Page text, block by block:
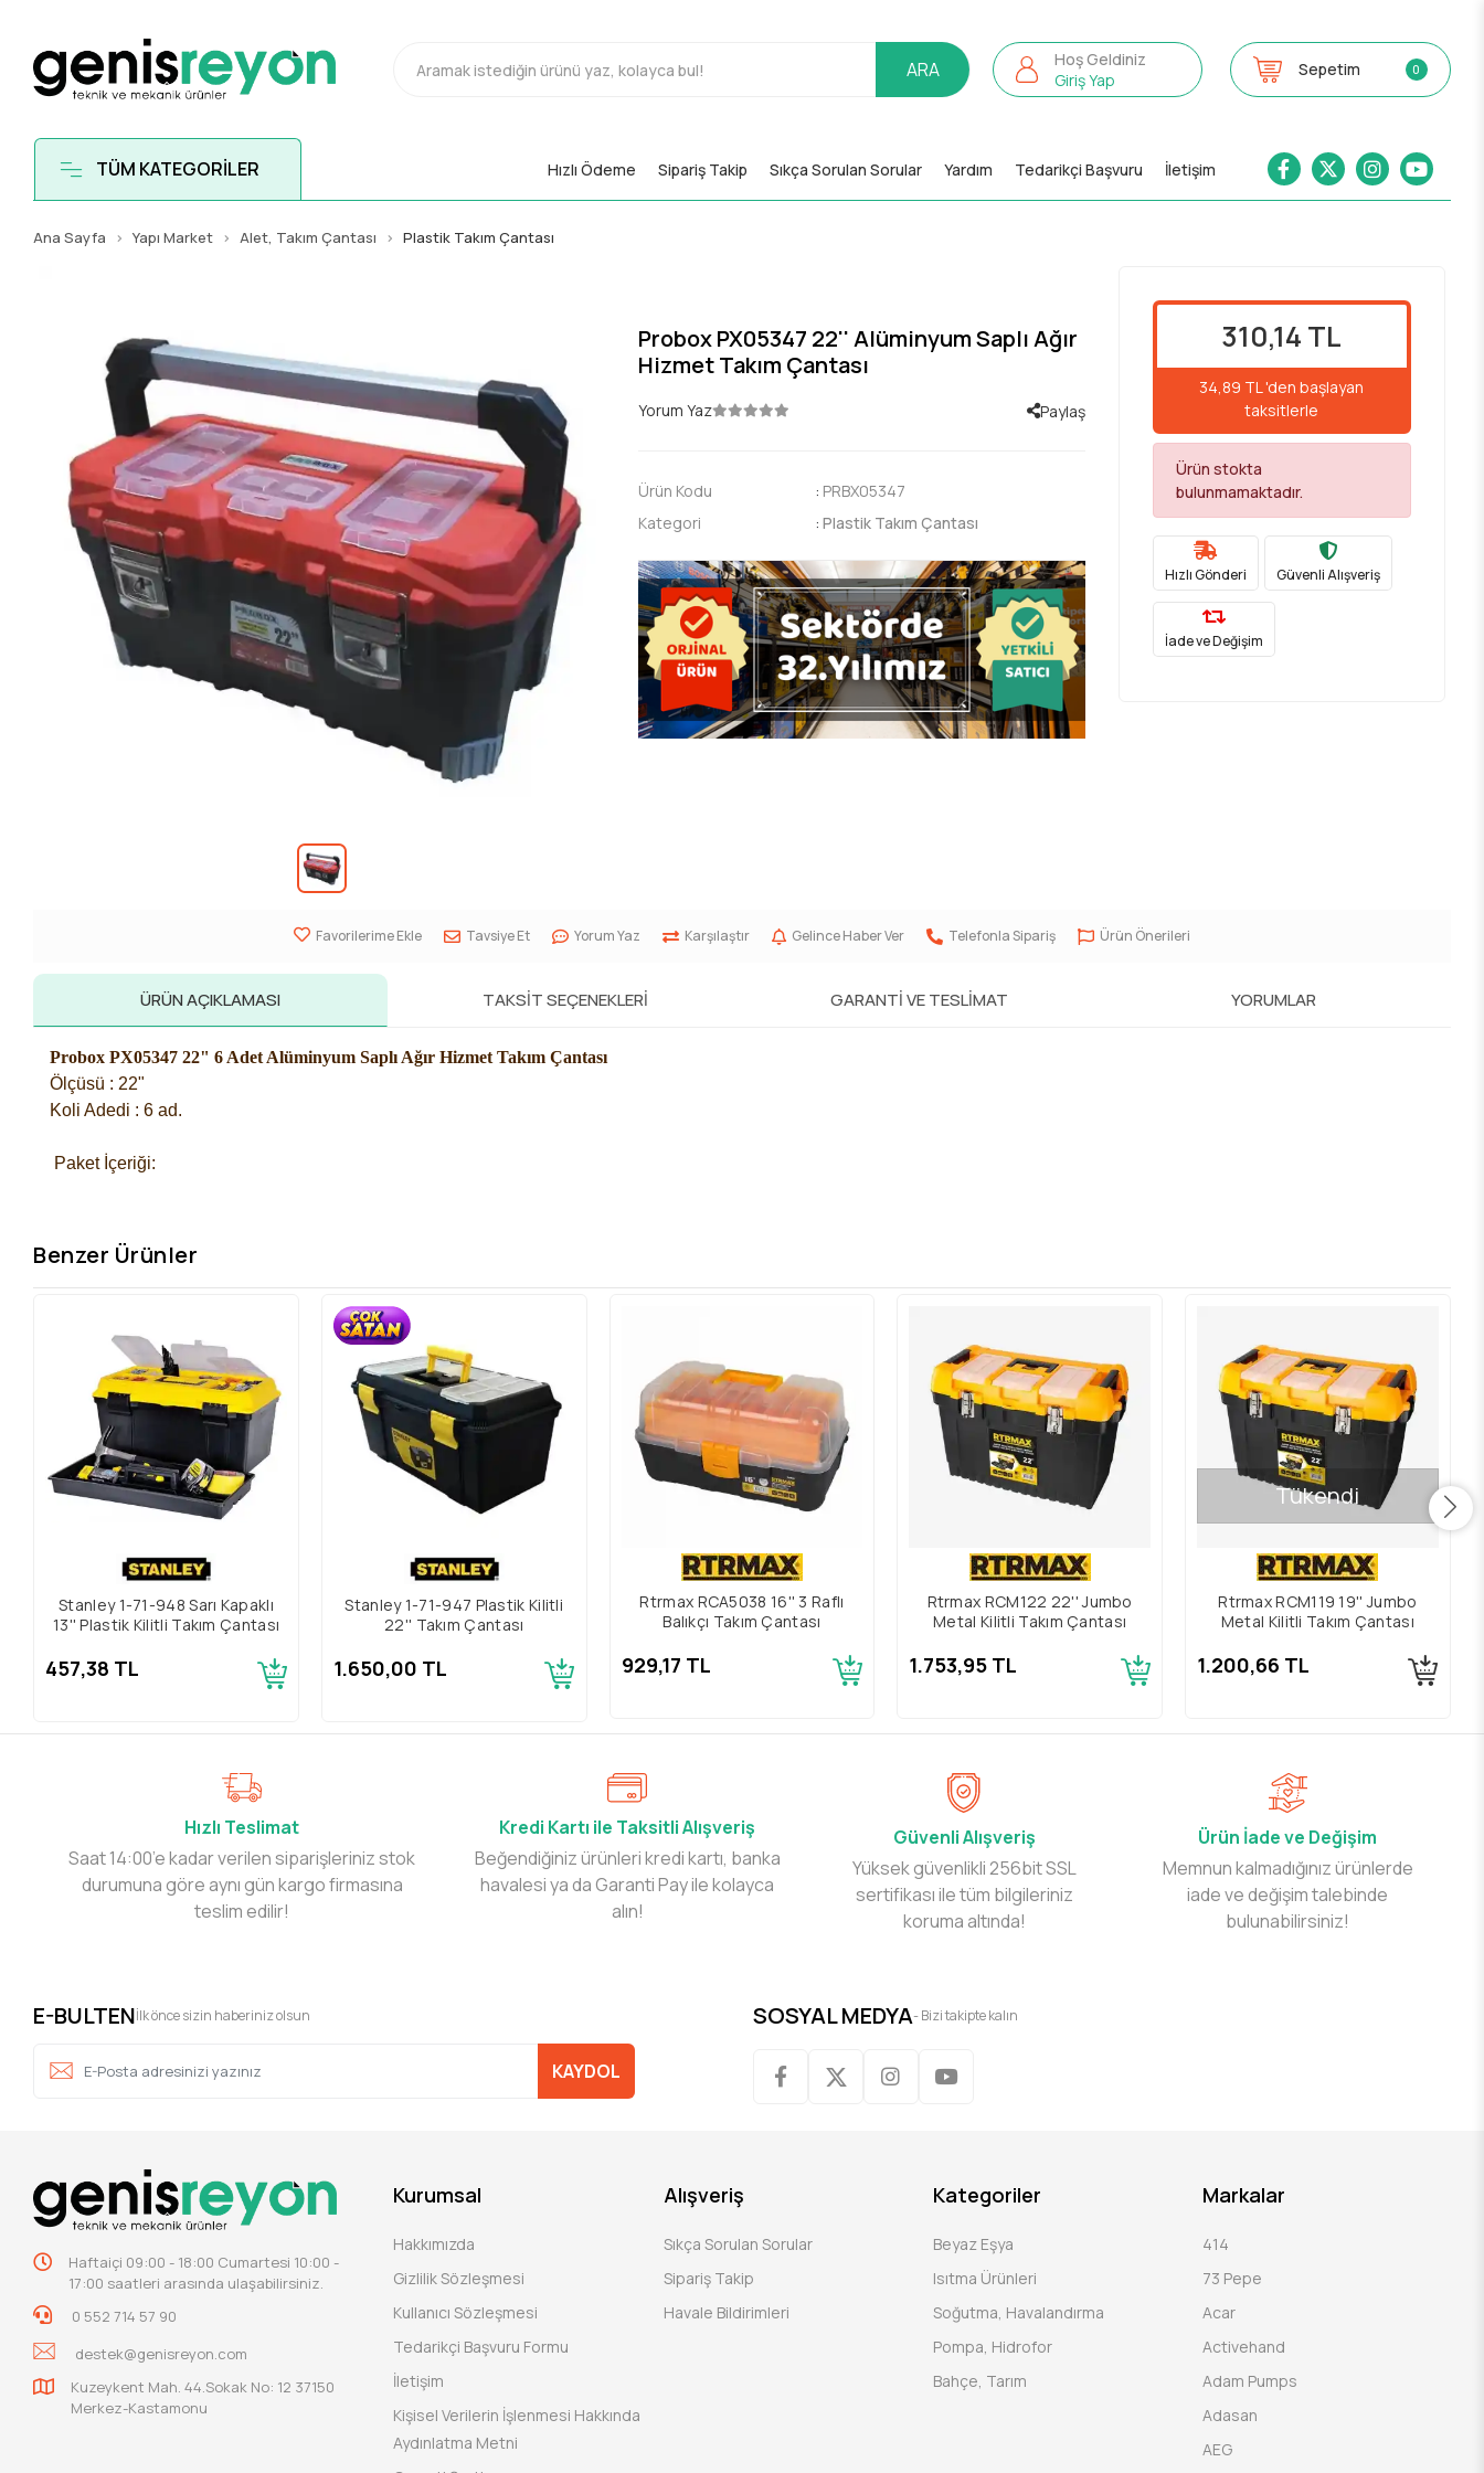
ARA
Hoş Geldiniz
Giriş Yap
Sepetim 0
TÜM KATEGORİLER Hızlı Ödeme Sipariş Takip Sıkça Sorulan Sorular Yardım Tedarikçi Başvuru İletişim
Ana Sayfa Yapı Market Alet, Takım Çantası Plastik Takım Çantası
Probox PX05347 22'' Alüminyum Saplı Ağır
Hizmet Takım Çantası
Yorum Yaz Paylaş
Ürün Kodu : PRBX05347
Kategori
:Plastik Takım Çantası
310,14 TL
34,89 TL 'den başlayan
taksitlerle
Ürün stokta
bulunmamaktadır.
Hızlı Gönderi Güvenli Alışveriş
İade ve Değişim
Favorilerime Ekle Tavsiye Et Yorum Yaz Karşılaştır Gelince Haber Ver Telefonla Sipariş Ürün Önerileri
ÜRÜN AÇIKLAMASI TAKSIT SEÇENEKLERI GARANTI VE TESLIMAT YORUMLAR
Probox PX05347 22" 6 Adet Alüminyum Saplı Ağır Hizmet Takım Çantası
Ölçüsü : 22"
Koli Adedi : 6 ad.
Paket İçeriği:
Benzer Ürünler
Stanley 1-71-948 Sarı Kapaklı
13'' Plastik Kilitli Takım Çantası
457,38 TL
Stanley 1-71-947 Plastik Kilitli
22'' Takım Çantası
1.650,00 TL
Rtrmax RCA5038 16'' 3 Raflı
Balıkçı Takım Çantası
929,17 TL
Rtrmax RCM122 22'' Jumbo
Metal Kilitli Takım Çantası
1.753,95 TL
Tükendi
Rtrmax RCM119 19'' Jumbo
Metal Kilitli Takım Çantası
1.200,66 TL
Hızlı Teslimat
Saat 14:00’e kadar verilen siparişleriniz stok
durumuna göre aynı gün kargo firmasına
teslim edilir!
Kredi Kartı ile Taksitli Alışveriş
Beğendiğiniz ürünleri kredi kartı, banka
havalesi ya da Garanti Pay ile kolayca
alın!
Güvenli Alışveriş
Yüksek güvenlikli 256bit SSL
sertifikası ile tüm bilgileriniz
koruma altında!
Ürün İade ve Değişim
Memnun kalmadığınız ürünlerde
iade ve değişim talebinde
bulunabilirsiniz!
E-BULTENİlk önce sizin haberiniz olsun
KAYDOL
SOSYAL MEDYA- Bizi takipte kalın
Haftaiçi 09:00 - 18:00 Cumartesi 10:00 -
17:00 saatleri arasında ulaşabilirsiniz.
0 552 714 57 90
destek@genisreyon.com
Kuzeykent Mah. 44.Sokak No: 12 37150
Merkez-Kastamonu
Kurumsal
Hakkımızda
Gizlilik Sözleşmesi
Kullanıcı Sözleşmesi
Tedarikçi Başvuru Formu
İletişim
Kişisel Verilerin İşlenmesi Hakkında
Aydınlatma Metni
Alışveriş
Sıkça Sorulan Sorular
Sipariş Takip
Havale Bildirimleri
Kategoriler
Beyaz Eşya
Isıtma Ürünleri
Soğutma, Havalandırma
Pompa, Hidrofor
Bahçe, Tarım
Markalar
414
73 Pepe
Acar
Activehand
Adam Pumps
Adasan
AEG